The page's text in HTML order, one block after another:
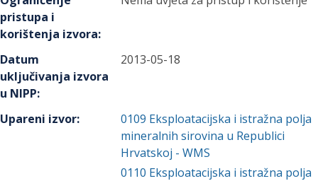
pristupa i
korištenja izvora:
Datum
uključivanja izvora
u NIPP:
2013-05-18
Upareni izvor: 0109 Eksploatacijska i istražna polja
mineralnih sirovina u Republici
Hrvatskoj - WMS
0110 Eksploatacijska i istražna polja